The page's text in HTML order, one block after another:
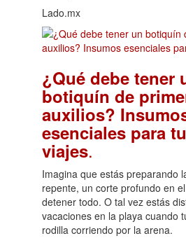
Lado.mx
¿Qué debe tener
botiquín de
auxilios?
esenciales para
viajes.
Imagina que estás preparando
repente, un corte profundo en
detener todo. O tal vez estás
vacaciones en la playa cuando
rodilla corriendo por la arena.